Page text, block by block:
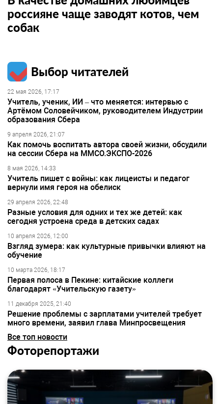
россияне чаще заводят котов, чем
собак
Выбор читателей
22 мая 2026, 17:17
Учитель, ученик, ИИ – что меняется: интервью с
Артёмом Соловейчиком, руководителем Индустрии
образования Сбера
9 апреля 2026, 21:07
Как помочь воспитать автора своей жизни, обсудили
на сессии Сбера на ММСО.ЭКСПО-2026
8 мая 2026, 14:33
Учитель пишет с войны: как лицеисты и педагог
вернули имя героя на обелиск
29 апреля 2026, 22:48
Разные условия для одних и тех же детей: как
сегодня устроена среда в детских садах
10 апреля 2026, 12:00
Взгляд зумера: как культурные привычки влияют на
обучение
10 марта 2026, 18:17
Первая полоса в Пекине: китайские коллеги
благодарят «Учительскую газету»
11 декабря 2025, 21:40
Решение проблемы с зарплатами учителей требует
много времени, заявил глава Минпросвещения
Все топ новости
Фоторепортажи